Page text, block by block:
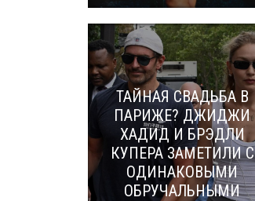
ТАЙНАЯ СВАДЬБА В
ПАРИЖЕ? ДЖИДЖИ
ХАДИД И БРЭДЛИ
КУПЕРА ЗАМЕТИЛИ С
ОДИНАКОВЫМИ
ОБРУЧАЛЬНЫМИ